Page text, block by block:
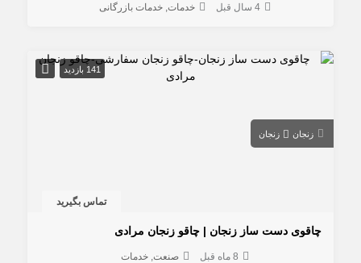
4 سال قبل خدمات خدمات بازرگانی
141 بازدید
زنجان زنجان
تماس بگیرید
چاقوی دست ساز زنجان | چاقو زنجان مرادی
8 ماه قبل صنعت خدمات